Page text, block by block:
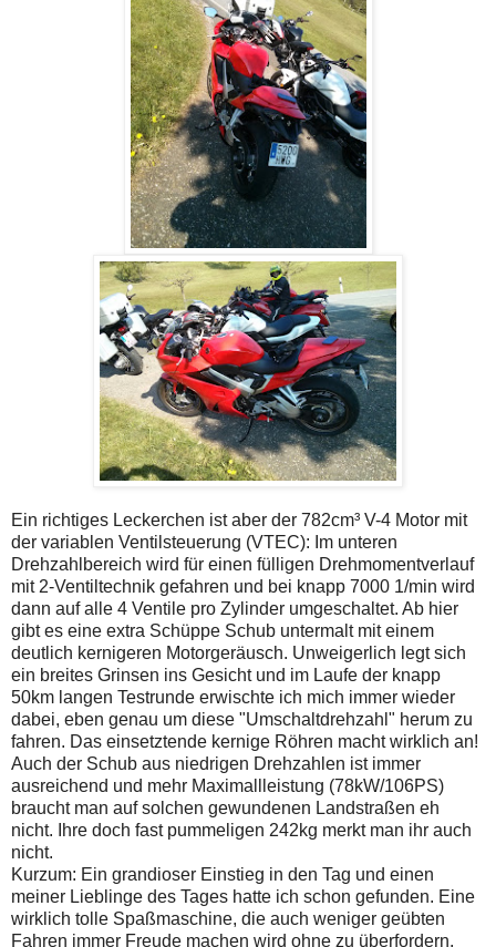
Ein richtiges Leckerchen ist aber der 782cm³ V-4 Motor mit
der variablen Ventilsteuerung (VTEC): Im unteren
Drehzahlbereich wird für einen fülligen Drehmomentverlauf
mit 2-Ventiltechnik gefahren und bei knapp 7000 1/min wird
dann auf alle 4 Ventile pro Zylinder umgeschaltet. Ab hier
gibt es eine extra Schüppe Schub untermalt mit einem
deutlich kernigeren Motorgeräusch. Unweigerlich legt sich
ein breites Grinsen ins Gesicht und im Laufe der knapp
50km langen Testrunde erwischte ich mich immer wieder
dabei, eben genau um diese "Umschaltdrehzahl" herum zu
fahren. Das einsetztende kernige Röhren macht wirklich an!
Auch der Schub aus niedrigen Drehzahlen ist immer
ausreichend und mehr Maximallleistung (78kW/106PS)
braucht man auf solchen gewundenen Landstraßen eh
nicht. Ihre doch fast pummeligen 242kg merkt man ihr auch
nicht.
Kurzum: Ein grandioser Einstieg in den Tag und einen
meiner Lieblinge des Tages hatte ich schon gefunden. Eine
wirklich tolle Spaßmaschine, die auch weniger geübten
Fahren immer Freude machen wird ohne zu überfordern.